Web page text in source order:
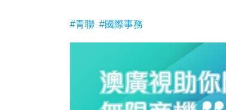
#青聯 #國際事務